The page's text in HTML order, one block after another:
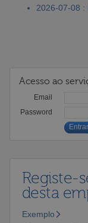
2026-07-08 :
Acesso ao
Email
Password
Registe-
desta
Exemplo